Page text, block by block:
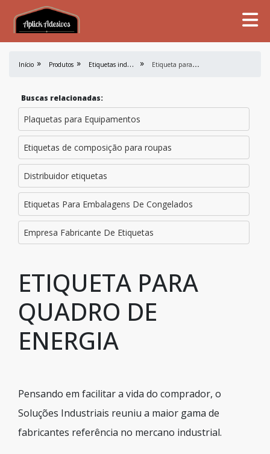
Início Produtos E
tiquetas industriais E
tiqueta para quadro de energia
Buscas relacionadas:
Plaquetas para Equipamentos
Etiquetas de composição para roupas
Distribuidor etiquetas
Etiquetas Para Embalagens De Congelados
Empresa Fabricante De Etiquetas
ETIQUETA PARA
QUADRO DE
ENERGIA
Pensando em facilitar a vida do comprador, o
Soluções Industriais reuniu a maior gama de
fabricantes referência no mercano industrial.